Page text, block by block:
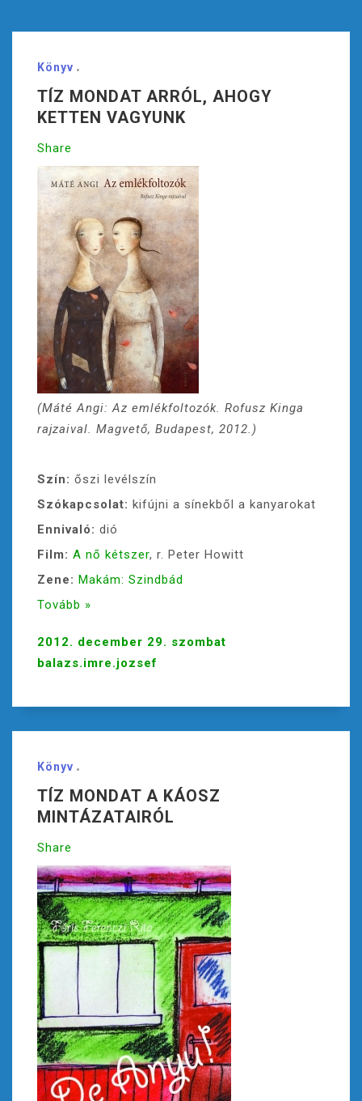
Könyv
TÍZ MONDAT ARRÓL, AHOGY
KETTEN VAGYUNK
Share
(Máté Angi: Az emlékfoltozók. Rofusz Kinga
rajzaival. Magvető, Budapest, 2012.)
Szín: őszi levélszín
Szókapcsolat: kifújni a sínekből a kanyarokat
Ennivaló: dió
Film: A nő kétszer, r. Peter Howitt
Zene: Makám: Szindbád
Tovább »
2012. december 29. szombat
balazs.imre.jozsef
Könyv
TÍZ MONDAT A KÁOSZ
MINTÁZATAIRÓL
Share